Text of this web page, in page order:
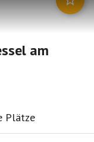
am
Plätze